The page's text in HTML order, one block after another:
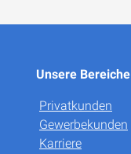
Unsere Bereiche
Privatkunden
Gewerbekunden
Karriere